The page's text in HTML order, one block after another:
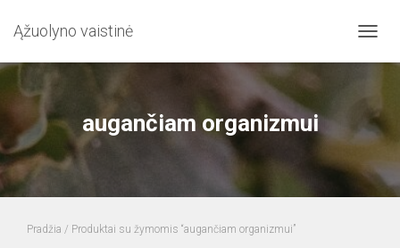
Ąžuolyno vaistinė
augančiam organizmui
Pradžia / Produktai su žymomis “augančiam organizmui”